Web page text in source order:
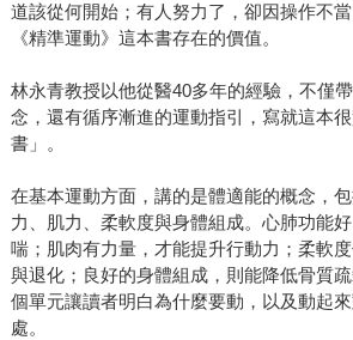
道該從何開始；有人努力了，卻因操作不
《精準運動》這本書存在的價值。
林永青教授以他從醫40多年的經驗，不僅
念，還有循序漸進的運動指引，寫就這本
書」。
在基本運動方面，講的是體適能的概念，
力、肌力、柔軟度與身體組成。心肺功能
喘；肌肉有力量，才能提升行動力；柔軟
與退化；良好的身體組成，則能降低骨質
個單元讓讀者明白為什麼要動，以及動起
處。